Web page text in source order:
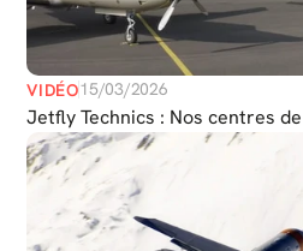
VIDÉO15/03/2026
Jetfly Technics : Nos centres